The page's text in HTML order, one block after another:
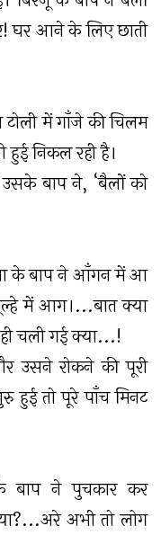
घर आने के लिए छाती
टोली में गाँजे की चिलम
निकल रही है।
उसके बाप ने, ‘बैलों को
के बाप ने आँगन में आ
में आग।...बात क्या
चली गई क्या...!
रोकने की पूरी
तो पूरे पाँच मिनट
के बाप ने पुचकार कर
अभी तो लोग